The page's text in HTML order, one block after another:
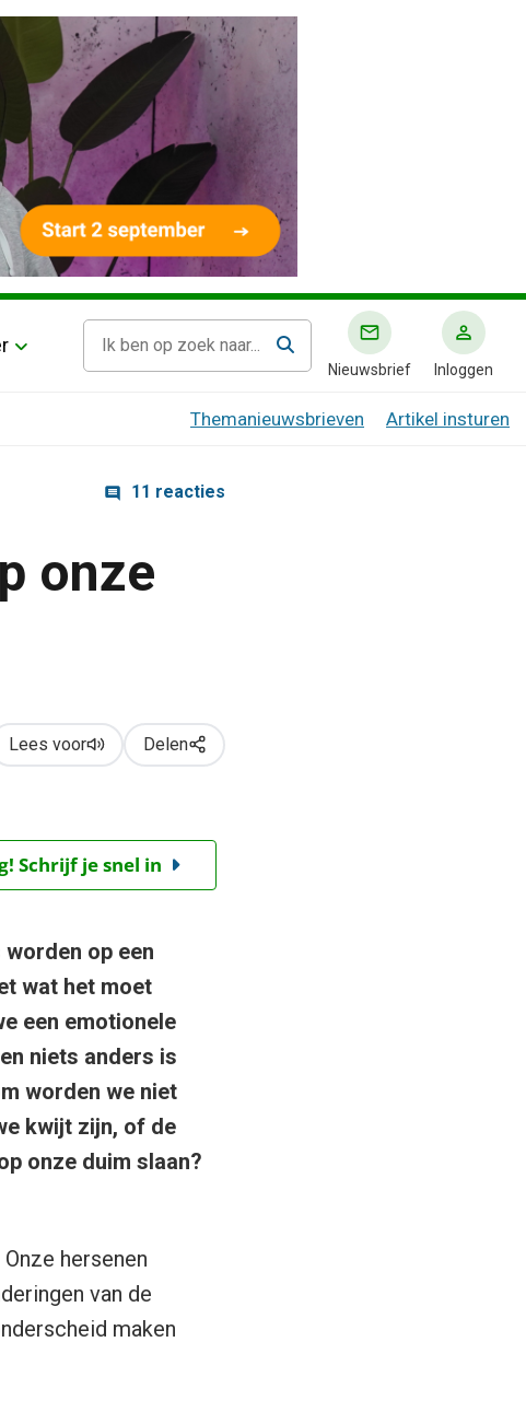
Nieuwsbrief Inloggen
Themanieuwsbrieven Artikel insturen
11 reacties
onze
Lees voor Delen
Schrijf je snel in
op een
wat het moet
een emotionele
niets anders is
worden we niet
kwijt zijn, of de
onze duim slaan?
hersenen
van de
maken